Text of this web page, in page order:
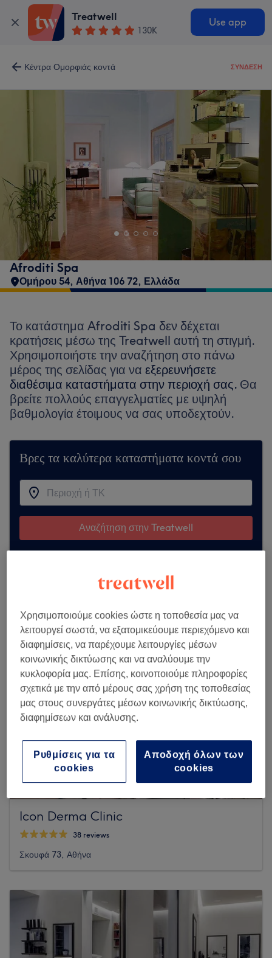
Treatwell
130K
Use app
Κέντρα Ομορφιάς κοντά ΣΎΝΔΕΣΗ
Afroditi Spa
Ομήρου 54, Αθήνα 106 72, Ελλάδα
Το κατάστημα Afroditi Spa δεν δέχεται
κρατήσεις μέσω της Treatwell αυτή τη στιγμή.
Χρησιμοποιήστε την αναζήτηση στο πάνω
μέρος της σελίδας για να εξερευνήσετε
διαθέσιμα καταστήματα στην περιοχή σας. Θα
βρείτε πολλούς επαγγελματίες με υψηλή
βαθμολογία έτοιμους να σας υποδεχτούν.
Βρες τα καλύτερα καταστήματα κοντά σου
Αναζήτηση στην Treatwell
Αναζήτηση περισσότερων καταστημάτων
Icon Derma Clinic
38 reviews
Σκουφά 73, Αθήνα
Χρησιμοποιούμε cookies ώστε η τοποθεσία μας να
λειτουργεί σωστά, να εξατομικεύουμε περιεχόμενο και
διαφημίσεις, να παρέχουμε λειτουργίες μέσων
κοινωνικής δικτύωσης και να αναλύουμε την
κυκλοφορία μας. Επίσης, κοινοποιούμε πληροφορίες
σχετικά με την από μέρους σας χρήση της τοποθεσίας
μας στους συνεργάτες μέσων κοινωνικής δικτύωσης,
διαφημίσεων και ανάλυσης.
Αποδοχή όλων των
cookies
Ρυθμίσεις για τα
cookies